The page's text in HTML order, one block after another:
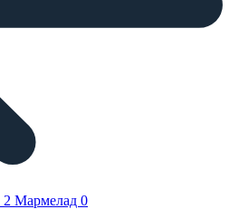
2 Мармелад 0